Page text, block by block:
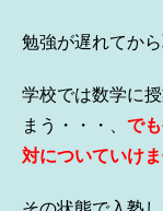
勉強が遅れてか
学校では数学に
まう・・・、 で
対についていけま